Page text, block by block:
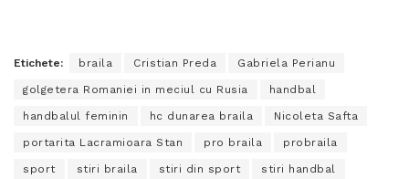
Etichete: braila Cristian Preda Gabriela Perianu
golgetera Romaniei in meciul cu Rusia handbal
handbalul feminin hc dunarea braila Nicoleta Safta
portarita Lacramioara Stan pro braila probraila
sport stiri braila stiri din sport stiri handbal